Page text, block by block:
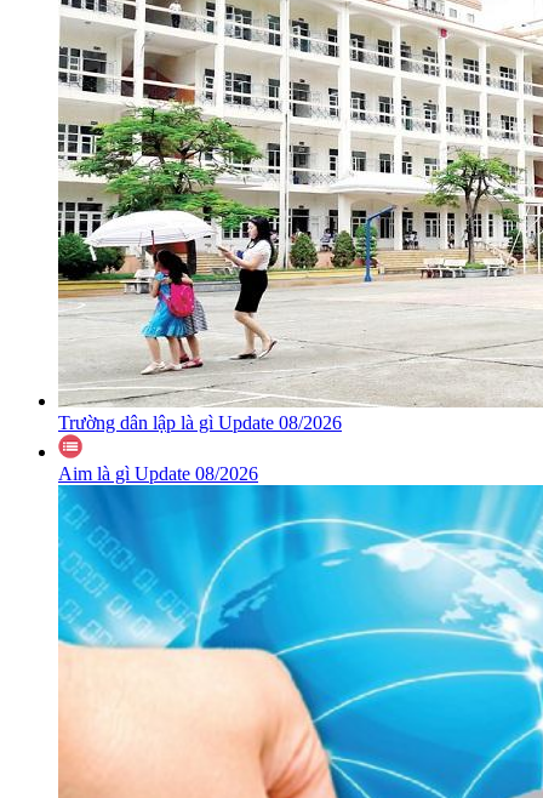
Trường dân lập là gì Update 08/2026
Aim là gì Update 08/2026